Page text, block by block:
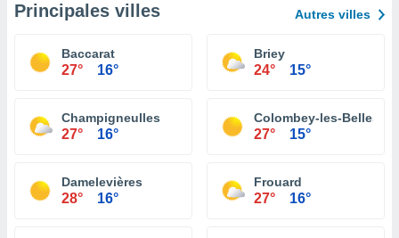
Principales villes Autres villes
Baccarat
27° 16°
Briey
24° 15°
Champigneulles
27° 16°
Colombey-les-Belles
27° 15°
Damelevières
28° 16°
Frouard
27° 16°